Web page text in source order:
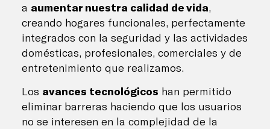
a aumentar nuestra calidad de vida,
creando hogares funcionales, perfectamente
integrados con la seguridad y las actividades
domésticas, profesionales, comerciales y de
entretenimiento que realizamos.
Los avances tecnológicos han permitido
eliminar barreras haciendo que los usuarios
no se interesen en la complejidad de la